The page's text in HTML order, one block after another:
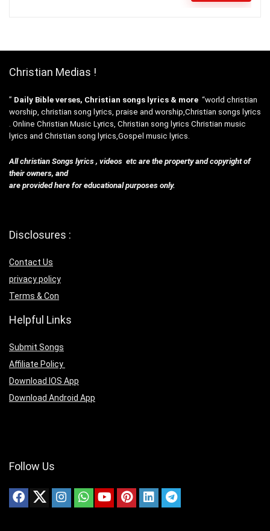
Christian Medias !
” Daily Bible verses, Christian songs lyrics & more “world christian
worship, christian song lyrics, praise and worship,Christian songs lyrics
. Online Christian Music Lyrics, Christian song lyrics Christian music
lyrics and Christian song lyrics,Gospel music lyrics.
All christian Songs lyrics , videos etc are the property and copyright of
their owners, and
are provided here for educational purposes only.
Disclosures :
Contact Us
privacy policy
Terms & Con
Helpful Links
Submit Songs
Affiliate Policy
Download IOS App
Download Android App
Follow Us